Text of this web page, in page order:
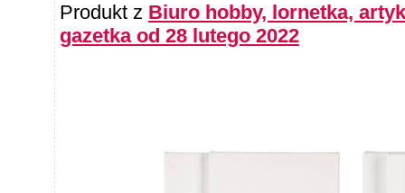
Produkt z Biuro hobby, lornetka,
gazetka od 28 lutego 2022